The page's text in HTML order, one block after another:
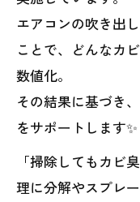
エアコンの吹き出
ことで、どんなカ
数値化。
その結果に基づき
をサポートします✨
「掃除してもカビ
理に分解やスプレ